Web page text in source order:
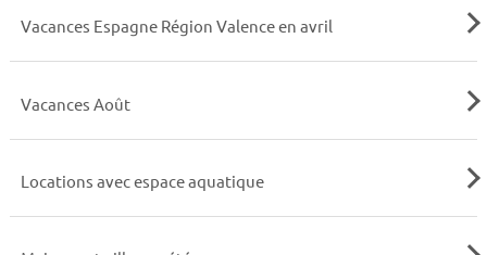
Vacances Espagne Région Valence en avril
Vacances Août
Locations avec espace aquatique